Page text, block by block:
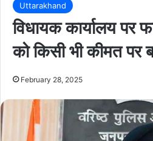
Uttarakhand
विधायक कार्यालय पर
को किसी भी कीमत पर
February 28, 2025